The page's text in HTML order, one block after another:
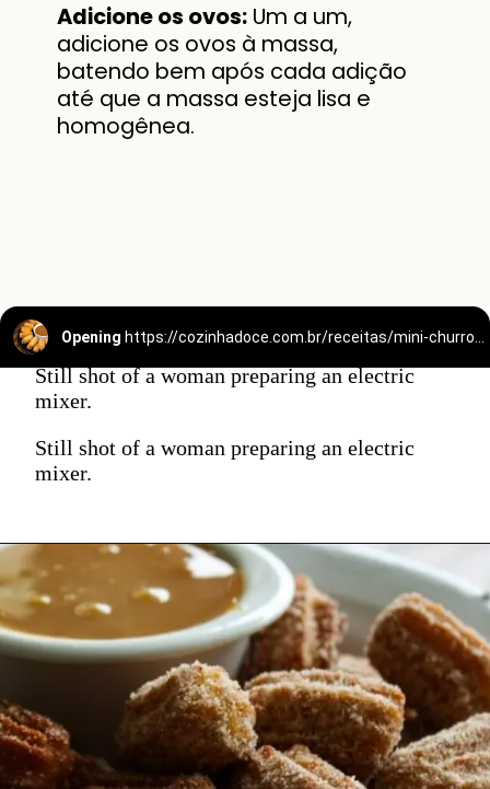
Adicione os ovos: Um a um,
adicione os ovos à massa,
batendo bem após cada adição
até que a massa esteja lisa e
homogênea.
Opening https://cozinhadoce.com.br/receitas/mini-churros-caseiro-crocante-por-fora-macio-por-dentro/
Still shot of a woman preparing an electric
mixer.
Still shot of a woman preparing an electric
mixer.